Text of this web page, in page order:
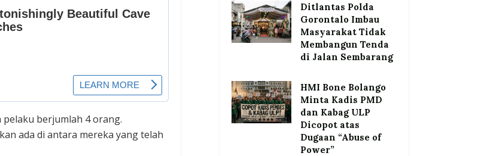
berjumlah 4 orang.
ada di antara mereka yang telah
Ditlantas Polda
Gorontalo Imbau
Masyarakat Tidak
Membangun Tenda
di Jalan Sembarang
HMI Bone Bolango
Minta Kadis PMD
dan Kabag ULP
Dicopot atas
Dugaan “Abuse of
Power”